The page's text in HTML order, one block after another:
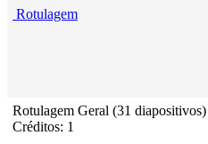
Rotulagem
Rotulagem Geral (31 diapositivos)
Créditos: 1